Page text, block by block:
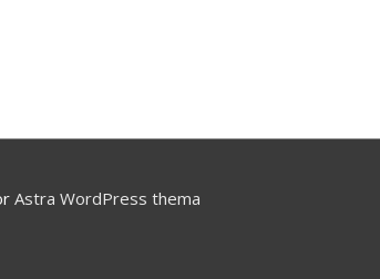
Astra WordPress thema